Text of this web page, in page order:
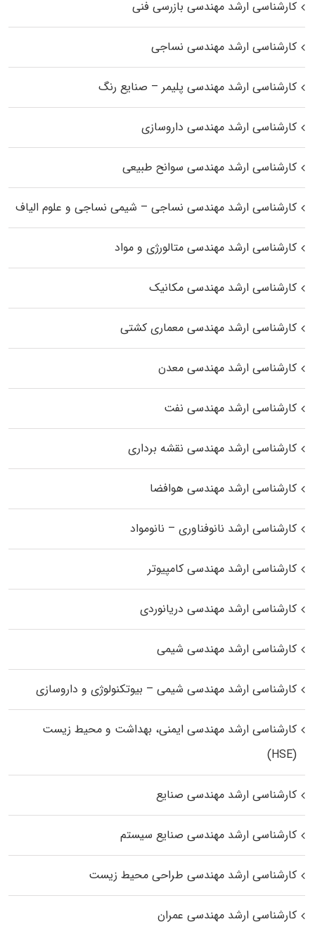
کارشناسی ارشد مهندسی بازرسی فنی
کارشناسی ارشد مهندسی نساجی
کارشناسی ارشد مهندسی پلیمر – صنایع رنگ
کارشناسی ارشد مهندسی داروسازی
کارشناسی ارشد مهندسی سوانح طبیعی
کارشناسی ارشد مهندسی نساجی – شیمی نساجی و علوم الیاف
کارشناسی ارشد مهندسی متالورژی و مواد
کارشناسی ارشد مهندسی مکانیک
کارشناسی ارشد مهندسی معماری کشتی
کارشناسی ارشد مهندسی معدن
کارشناسی ارشد مهندسی نفت
کارشناسی ارشد مهندسی نقشه برداری
کارشناسی ارشد مهندسی هوافضا
کارشناسی ارشد نانوفناوری – نانومواد
کارشناسی ارشد مهندسی کامپیوتر
کارشناسی ارشد مهندسی دریانوردی
کارشناسی ارشد مهندسی شیمی
کارشناسی ارشد مهندسی شیمی – بیوتکنولوژی و داروسازی
کارشناسی ارشد مهندسی ایمنی، بهداشت و محیط زیست
(HSE)
کارشناسی ارشد مهندسی صنایع
کارشناسی ارشد مهندسی صنایع سیستم
کارشناسی ارشد مهندسی طراحی محیط زیست
کارشناسی ارشد مهندسی عمران